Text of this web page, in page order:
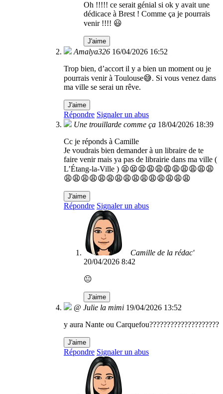
Oh !!!!! ce serait génial si ok y avait une
dédicace à Brest ! Comme ça je pourrais
venir !!!! 😃
J'aime
Amalya326 16/04/2026 16:52
Trop bien, d’accort il y a bien un moment ou je
pourrais venir à Toulouse😅. Si vous venez dans
ma ville se serai un rêve.
J'aime
Répondre Signaler un abus
Une trouillarde comme ça 18/04/2026 18:39
Cc je réponds à Camille
Je voudrais bien demander à un libraire de te
faire venir mais ya pas de librairie dans ma ville (
L’Étang-la-Ville ) 😫😫😫😩😩😩😩😩😩😩😩
😩😩😩😩😩😩😩😩😩😩😩😩😩😩😩
J'aime
Répondre Signaler un abus
Camille de la rédac'
20/04/2026 8:42
😐
J'aime
@ Julie la mimi 19/04/2026 13:52
y aura Nante ou Carquefou????????????????????
J'aime
Répondre Signaler un abus